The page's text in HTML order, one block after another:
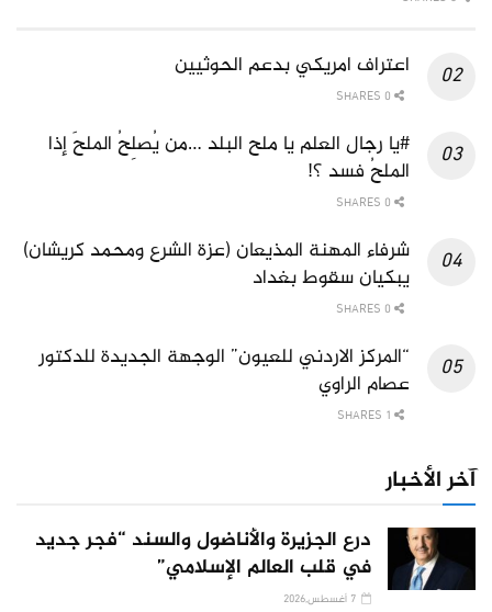
اعتراف امريكي بدعم الحوثيين
#يا رجال العلم يا ملح البلد …من يُصلِحُ الملحَ إذا
الملحُ فسد ؟!
شرفاء المهنة المذيعان (عزة الشرع ومحمد كريشان)
يبكيان سقوط بغداد
“المركز الاردني للعيون” الوجهة الجديدة للدكتور
عصام الراوي
آخر الأخبار
درع الجزيرة والأناضول والسند “فجر جديد
في قلب العالم الإسلامي”